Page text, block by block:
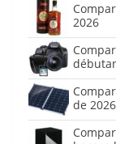
2026
de 2026